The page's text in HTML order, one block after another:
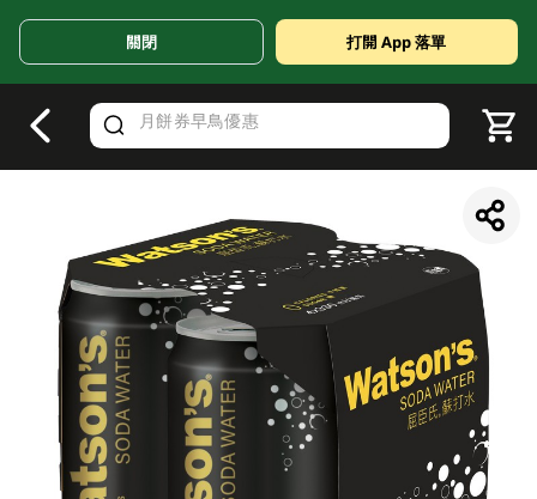
Valid Until 30 June 2026
關閉 打開 App 落單